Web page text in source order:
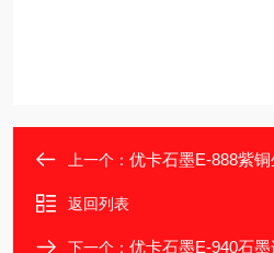
上一个： 优卡石墨E-888紫
返回列表
下一个： 优卡石墨E-940石